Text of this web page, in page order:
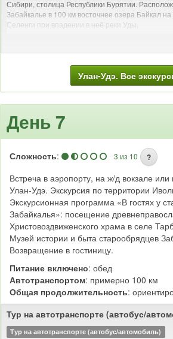
Сибири, столица Республики Бурятии.
Забайкалье в 100 км восточнее озера Байкал
Селенги при впадении в неё реки Уды.
История города началась с основания в 1666
зимовья для сбора ясака с местного
известен как Удинский острог. C 1730-х носит
1775 году получил статус города и герб
городам Екатерины II. В XVIII, XIX, начале XX
бурятского народа. В 1934 году переименован в
бурятского — «Красная Уда»). С 1992 года
Республики Бурятия.
Улан-Удэ. Все
День 7
Сложность: 3 из 10 ?
Встреча в аэропорту, на ж/д вокзале или
Улан-Удэ. Экскурсия по территории
Экскурсионная программа «В гостях у
Забайкалья»: посещение
Христовоздвиженского храма в селе
Музей истории и быта старообрядцев
Возвращение в гостиницу.
Питание включено: обед
Автотранспортом: примерно 100 км
Общая продолжительность:
Тур на автотранспорте (автобус/
Тур на автотранспорте (автобус/автомобиль)